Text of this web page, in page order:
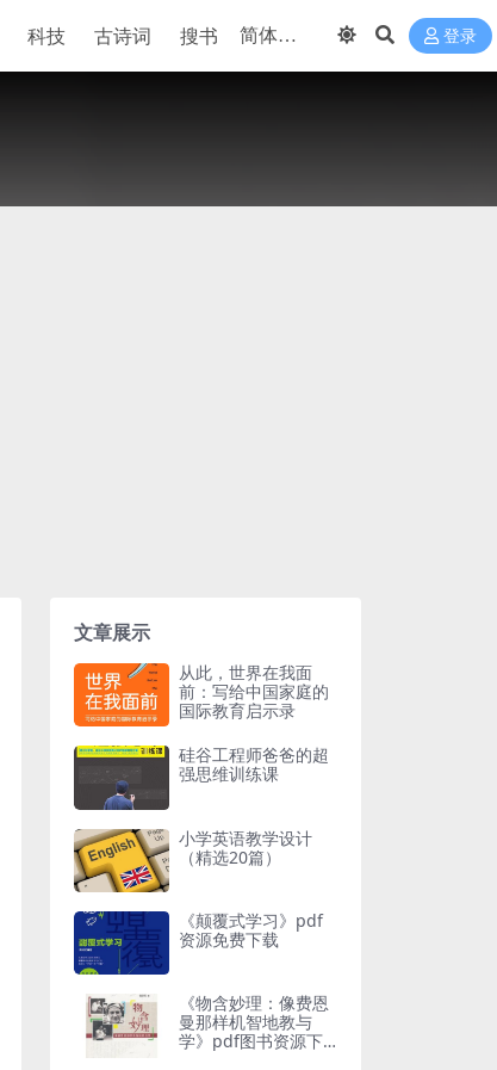
科技 古诗词 搜书 登录
文章展示
从此，世界在我面
前：写给中国家庭的
国际教育启示录
硅谷工程师爸爸的超
强思维训练课
小学英语教学设计
（精选20篇）
《颠覆式学习》pdf
资源免费下载
《物含妙理：像费恩
曼那样机智地教与
学》pdf图书资源下